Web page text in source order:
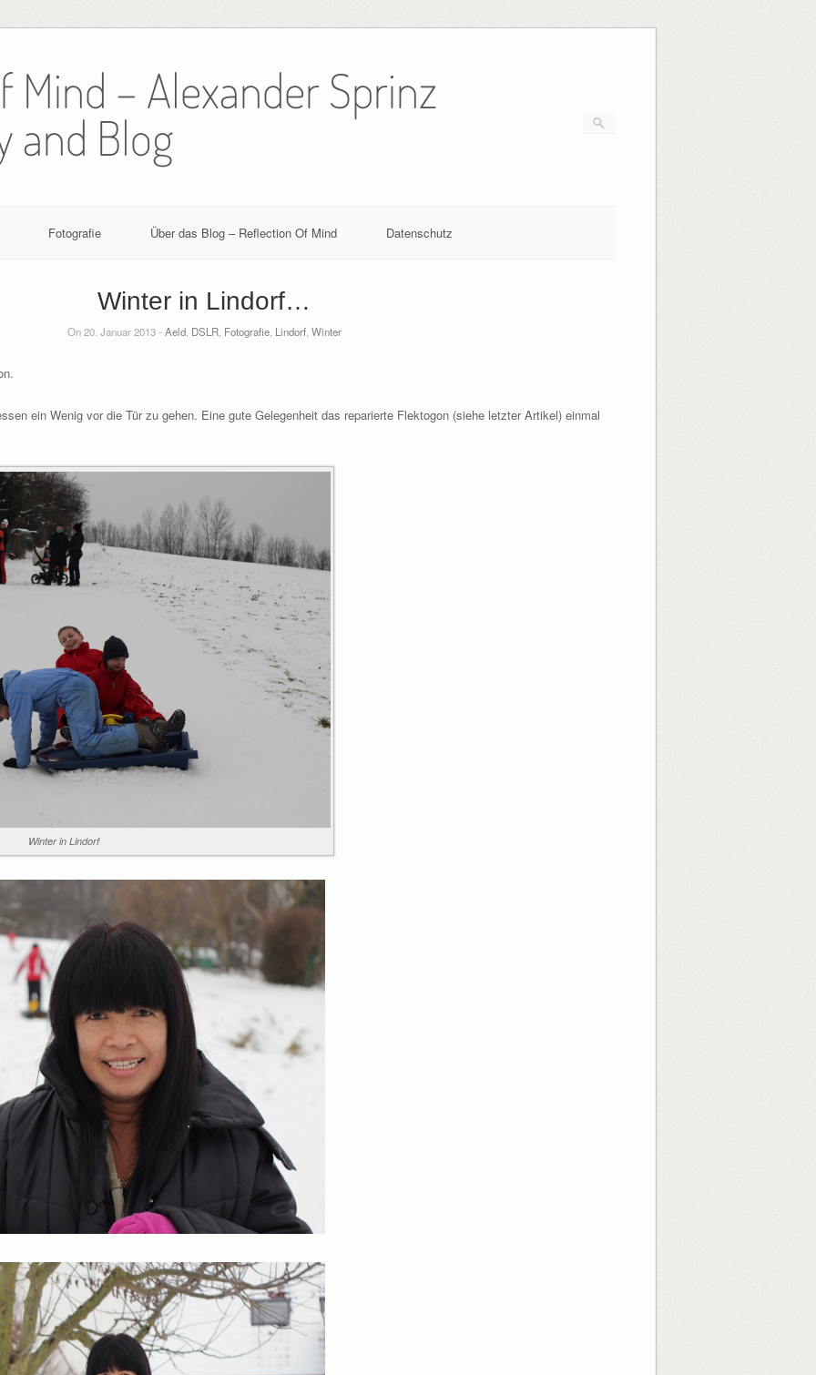
Mind – Alexander Sprinz
and Blog
Fotografie Über das Blog – Reflection Of Mind Datenschutz
Winter in Lindorf…
On 20. Januar 2013 - Aeld, DSLR, Fotografie, Lindorf, Winter
ein Wenig vor die Tür zu gehen. Eine gute Gelegenheit das reparierte Flektogon (siehe letzter Artikel) einmal
Winter in Lindorf